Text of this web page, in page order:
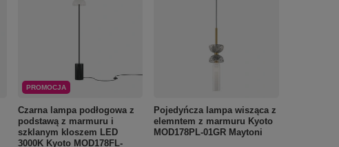
PROMOCJA
Czarna lampa podłogowa z
podstawą z marmuru i
szklanym kloszem LED
3000K Kyoto MOD178FL-
Pojedyńcza lampa wisząca z
elemntem z marmuru Kyoto
MOD178PL-01GR Maytoni